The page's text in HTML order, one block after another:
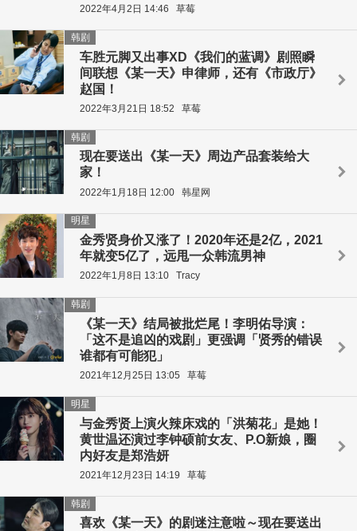
2022年4月2日 14:46 草莓
车胜元脚又出事XD《我们的蓝调》剧照瞬
间联想《某一天》申律师，还有《市政厅》
赵国！
韩剧
2022年3月21日 18:52 草莓
现在要送出《某一天》周边产品套装给大
家！
韩剧
2022年1月18日 12:00 韩星网
金秀贤身价又涨了！2020年还是2亿，2021
年就变5亿了，远甩一众韩流男神
明星
2022年1月8日 13:10 Tracy
《某一天》结局被批烂尾！李明佑导演：
「这不是追凶的戏剧」更强调「贤秀的错误
谁都有可能犯」
韩剧
2021年12月25日 13:05 草莓
与金秀贤上演火辣床戏的「洪菊花」是她！
黄世温还演过李钟硕前女友、P.O新娘，圈
内好友是郑浩妍
明星
2021年12月23日 14:19 草莓
喜欢《某一天》的剧迷注意啦～现在要送出
韩剧